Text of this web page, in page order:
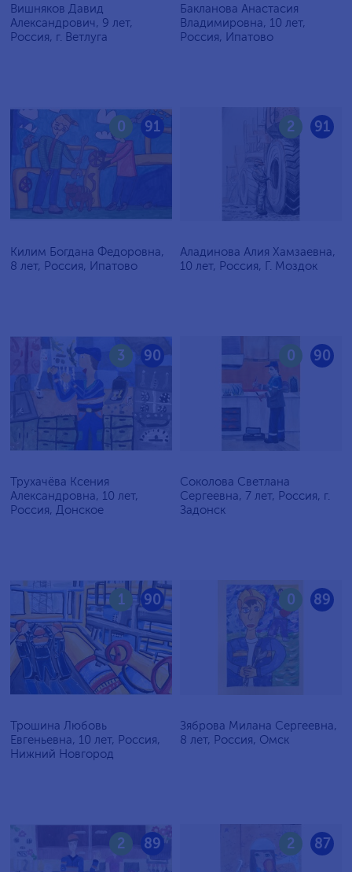
Вишняков Давид
Александрович, 9 лет,
Россия, г. Ветлуга
Бакланова Анастасия
Владимировна, 10 лет,
Россия, Ипатово
91
0
Килим Богдана Федоровна,
8 лет, Россия, Ипатово
91
2
Аладинова Алия Хамзаевна,
10 лет, Россия, Г. Моздок
90
3
Трухачёва Ксения
Александровна, 10 лет,
Россия, Донское
90
0
Соколова Светлана
Сергеевна, 7 лет, Россия, г.
Задонск
90
1
Трошина Любовь
Евгеньевна, 10 лет, Россия,
Нижний Новгород
89
0
Зяброва Милана Сергеевна,
8 лет, Россия, Омск
89
2 87
2